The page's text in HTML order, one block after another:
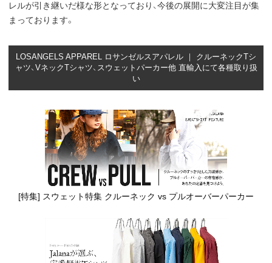
レルが引き継いだ様な形となっており、今後の展開に大変注目が集
まっております。
LOSANGELS APPAREL ロサンゼルスアパレル ｜ クルーネックTシ
ャツ、VネックTシャツ、スウェットパーカー他 直輸入にて各種取り扱
い
[特集] スウェット特集 クルーネック vs プルオーバーパーカー